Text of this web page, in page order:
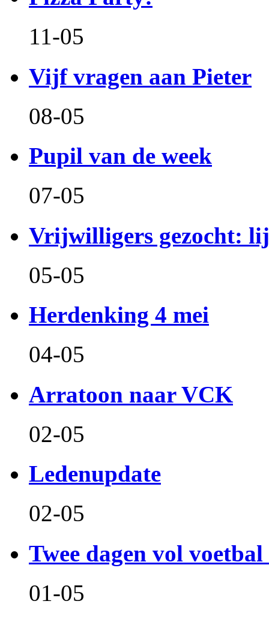
11-05
Vijf vragen aan Pieter
08-05
Pupil van de week
07-05
Vrijwilligers gezocht:
05-05
Herdenking 4 mei
04-05
Arratoon naar VCK
02-05
Ledenupdate
02-05
Twee dagen vol
01-05